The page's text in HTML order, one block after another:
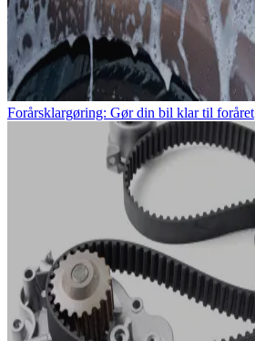
Forårsklargøring: Gør din bil klar til foråret